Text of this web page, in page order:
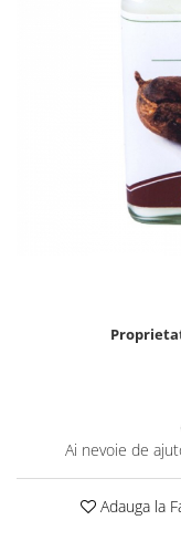
Fructe si legume
Sare romaneasca
Uleiuri si Unturi de
Ceaiuri medicinale
Tincturi si siropuri
Perne de Sare
Ai nevoie de
Adauga la